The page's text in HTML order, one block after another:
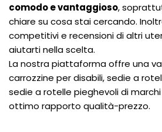
comodo e vantaggioso,
chiare su cosa stai cercando.
competitivi e recensioni di altri
aiutarti nella scelta.
La nostra piattaforma offre una
carrozzine per disabili, sedie a
sedie a rotelle pieghevoli di
ottimo rapporto qualità-prezzo.